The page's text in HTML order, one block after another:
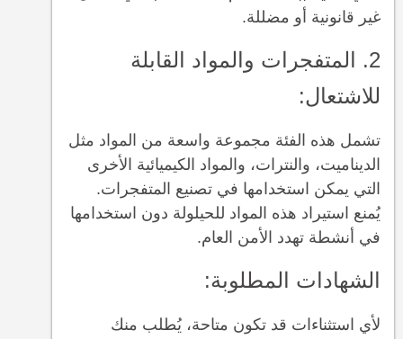
غير قانونية أو مضللة.
2. المتفجرات والمواد القابلة
للاشتعال:
تشمل هذه الفئة مجموعة واسعة من المواد مثل
الديناميت، والنترات، والمواد الكيميائية الأخرى
التي يمكن استخدامها في تصنيع المتفجرات.
يُمنع استيراد هذه المواد للحيلولة دون استخدامها
في أنشطة تهدد الأمن العام.
الشهادات المطلوبة:
لأي استثناءات قد تكون متاحة، يُطلب منك